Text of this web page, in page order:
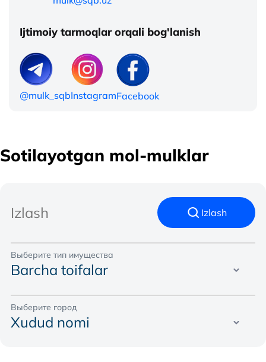
Ijtimoiy tarmoqlar orqali bog'lanish
@mulk_sqbInstagramFacebook
Sotilayotgan mol-mulklar
Выберите тип имущества
Barcha toifalar
Выберите город
Xudud nomi
Izlash